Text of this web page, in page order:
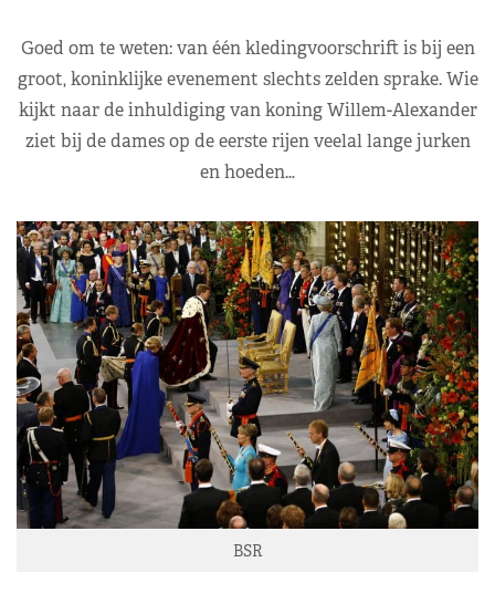
Goed om te weten: van één kledingvoorschrift is bij een
groot, koninklijke evenement slechts zelden sprake. Wie
kijkt naar de inhuldiging van koning Willem-Alexander
ziet bij de dames op de eerste rijen veelal lange jurken
en hoeden…
BSR